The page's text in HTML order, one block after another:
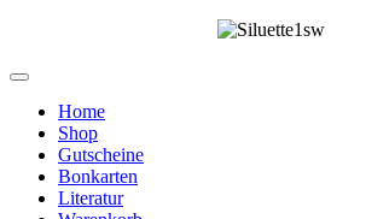
Home
Shop
Gutscheine
Bonkarten
Literatur